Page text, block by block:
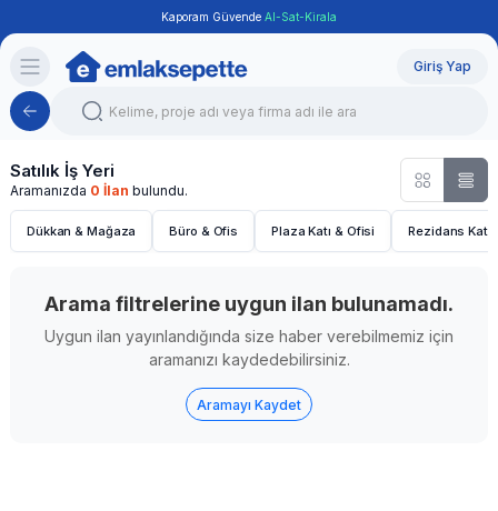
Kaporam Güvende Al-Sat-Kirala
Giriş Yap
Satılık İş Yeri
Aramanızda 0 İlan bulundu.
Dükkan & Mağaza Büro & Ofis Plaza Katı & Ofisi Rezidans Katı
Arama filtrelerine uygun ilan bulunamadı.
Uygun ilan yayınlandığında size haber verebilmemiz için
aramanızı kaydedebilirsiniz.
Aramayı Kaydet